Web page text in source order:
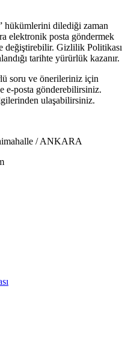
hükümlerini dilediği zaman
elektronik posta göndermek
değiştirebilir. Gizlilik Politikası
tarihte yürürlük kazanır.
soru ve önerileriniz için
e-posta gönderebilirsiniz.
ulaşabilirsiniz.
/ ANKARA